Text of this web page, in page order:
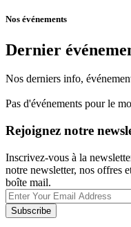
Nos événements
Dernier
Nos derniers info,
Pas d'événements pour le
Rejoignez notre
Inscrivez-vous à la
notre newsletter, nos offres
boîte mail.
Subscribe